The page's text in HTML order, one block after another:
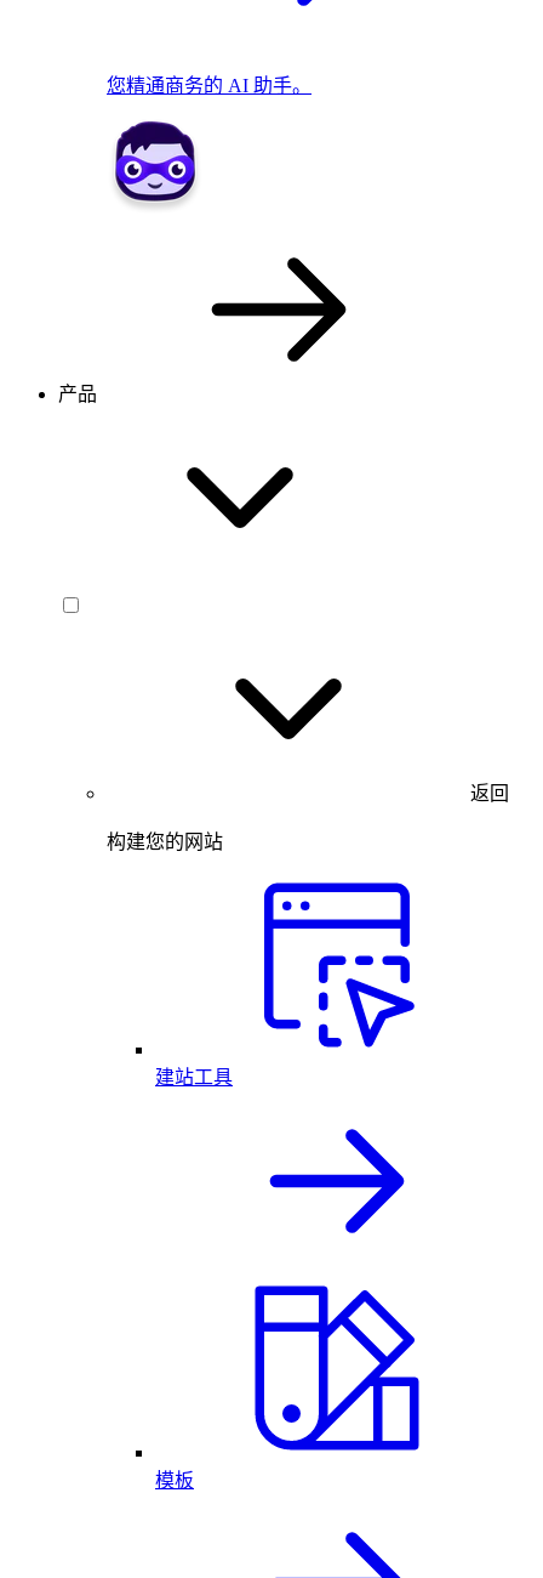
您精通商务的 AI 助手。
产品
返回
构建您的网站
建站工具
模板